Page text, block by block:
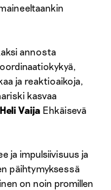
annosta
ja reaktioaikoja,
kasvaa
Heli Vaija Ehkäisevä
ja impulsiivisuus ja
päihtymyksessä
on noin promillen